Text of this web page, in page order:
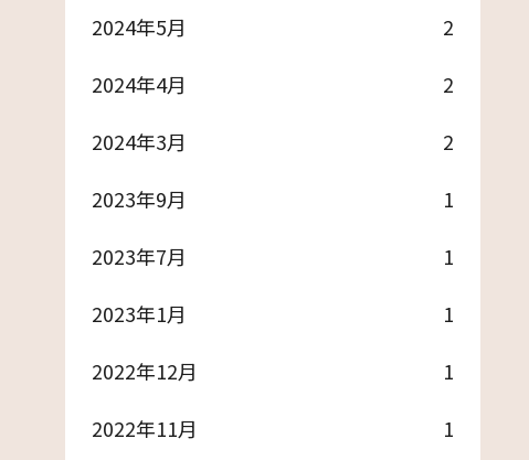
2024年5月
2
2024年4月
2
2024年3月
2
2023年9月
1
2023年7月
1
2023年1月
1
2022年12月
1
2022年11月
1